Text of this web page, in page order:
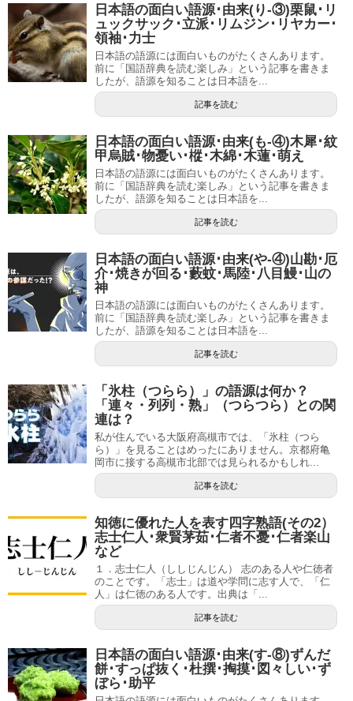
日本語の面白い語源･由来(り-③)栗鼠･リ
ュックサック･立派･リムジン･リヤカー･
領袖･力士
日本語の語源には面白いものがたくさんあります。
前に「国語辞典を読む楽しみ」という記事を書きま
したが、語源を知ることは日本語を...
記事を読む
日本語の面白い語源･由来(も-④)木犀･紋
甲烏賊･物憂い･樅･木綿･木蓮･萌え
日本語の語源には面白いものがたくさんあります。
前に「国語辞典を読む楽しみ」という記事を書きま
したが、語源を知ることは日本語を...
記事を読む
日本語の面白い語源･由来(や-④)山勘･厄
介･焼きが回る･藪蚊･馬陸･八目鰻･山の
神
日本語の語源には面白いものがたくさんあります。
前に「国語辞典を読む楽しみ」という記事を書きま
したが、語源を知ることは日本語を...
記事を読む
「氷柱（つらら）」の語源は何か？
「連々・列列・熟」（つらつら）との関
連は？
私が住んでいる大阪府高槻市では、「氷柱（つら
ら）」を見ることはめったにありません。京都府亀
岡市に接する高槻市北部では見られるかもしれ...
記事を読む
知徳に優れた人を表す四字熟語(その2）
志士仁人･衆賢茅茹･仁者不憂･仁者楽山
など
１．志士仁人（ししじんじん） 志のある人や仁徳者
のことです。「志士」は道や学問に志す人で、「仁
人」は仁徳のある人です。出典は「...
記事を読む
日本語の面白い語源･由来(す-⑧)ずんだ
餅･すっぱ抜く･杜撰･掏摸･図々しい･ず
ぼら･助平